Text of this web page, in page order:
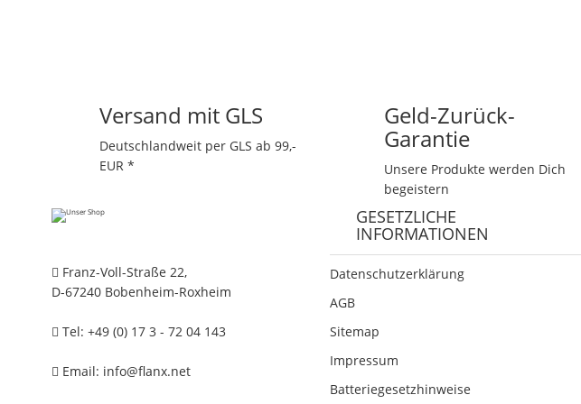
Versand mit GLS
Deutschlandweit per GLS ab 99,-
EUR *
Geld-Zurück-
Garantie
Unsere Produkte werden Dich
begeistern
Franz-Voll-Straße 22,
D-67240 Bobenheim-Roxheim
Tel: +49 (0) 17 3 - 72 04 143
Email: info@flanx.net
GESETZLICHE
INFORMATIONEN
Datenschutzerklärung
AGB
Sitemap
Impressum
Batteriegesetzhinweise